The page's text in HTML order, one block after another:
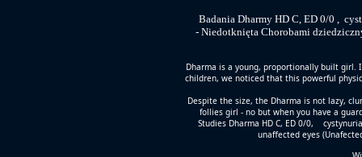
Badania Dharmy HD C, ED 0/0 ,
- Niedotknięta Chorobami
Dharma is a young, proportionally built
children, we noticed that this powerful
Despite the size, the Dharma is not lazy,
follies girl - no but when you have a
Studies Dharma HD C, ED 0/0,
unaffected eyes